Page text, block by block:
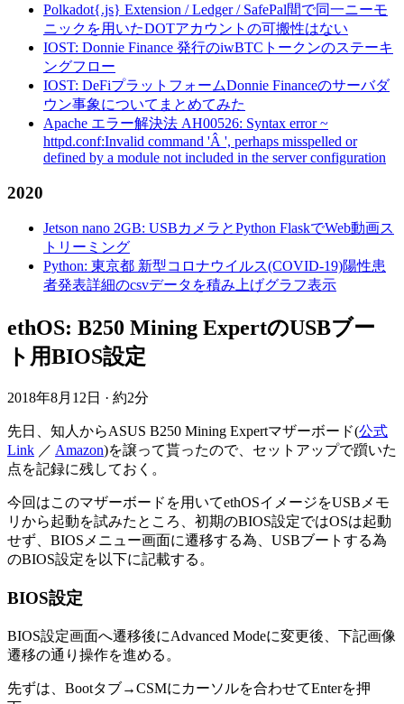
Polkadot{.js} Extension / Ledger / SafePal間で同一ニーモ
ニックを用いたDOTアカウントの可搬性はない
IOST: Donnie Finance 発行のiwBTCトークンのステーキ
ングフロー
IOST: DeFiプラットフォームDonnie Financeのサーバダ
ウン事象についてまとめてみた
Apache エラー解決法 AH00526: Syntax error ~
httpd.conf:Invalid command 'Â ', perhaps misspelled or
defined by a module not included in the server configuration
2020
Jetson nano 2GB: USBカメラとPython FlaskでWeb動画ス
トリーミング
Python: 東京都 新型コロナウイルス(COVID-19)陽性患
者発表詳細のcsvデータを積み上げグラフ表示
ethOS: B250 Mining ExpertのUSBブー
ト用BIOS設定
2018年8月12日 · 約2分
先日、知人からASUS B250 Mining Expertマザーボード(公式
Link ／ Amazon)を譲って貰ったので、セットアップで躓いた
点を記録に残しておく。
今回はこのマザーボードを用いてethOSイメージをUSBメモ
リから起動を試みたところ、初期のBIOS設定ではOSは起動
せず、BIOSメニュー画面に遷移する為、USBブートする為
のBIOS設定を以下に記載する。
BIOS設定
BIOS設定画面へ遷移後にAdvanced Modeに変更後、下記画像
遷移の通り操作を進める。
先ずは、Bootタブ→CSMにカーソルを合わせてEnterを押